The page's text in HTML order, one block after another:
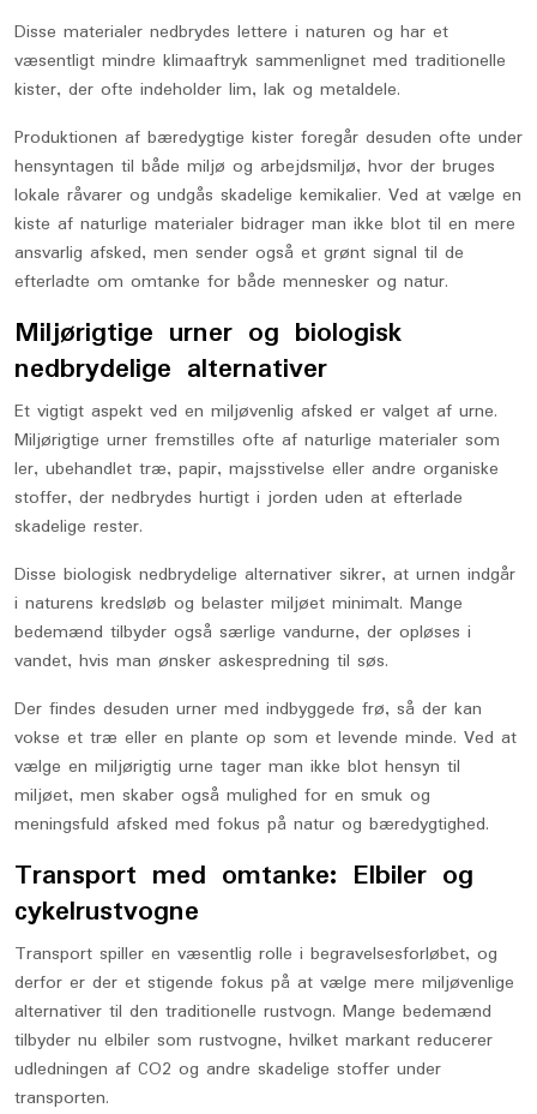
Disse materialer nedbrydes lettere i naturen og har et
væsentligt mindre klimaaftryk sammenlignet med traditionelle
kister, der ofte indeholder lim, lak og metaldele.
Produktionen af bæredygtige kister foregår desuden ofte under
hensyntagen til både miljø og arbejdsmiljø, hvor der bruges
lokale råvarer og undgås skadelige kemikalier. Ved at vælge en
kiste af naturlige materialer bidrager man ikke blot til en mere
ansvarlig afsked, men sender også et grønt signal til de
efterladte om omtanke for både mennesker og natur.
Miljørigtige urner og biologisk
nedbrydelige alternativer
Et vigtigt aspekt ved en miljøvenlig afsked er valget af urne.
Miljørigtige urner fremstilles ofte af naturlige materialer som
ler, ubehandlet træ, papir, majsstivelse eller andre organiske
stoffer, der nedbrydes hurtigt i jorden uden at efterlade
skadelige rester.
Disse biologisk nedbrydelige alternativer sikrer, at urnen indgår
i naturens kredsløb og belaster miljøet minimalt. Mange
bedemænd tilbyder også særlige vandurne, der opløses i
vandet, hvis man ønsker askespredning til søs.
Der findes desuden urner med indbyggede frø, så der kan
vokse et træ eller en plante op som et levende minde. Ved at
vælge en miljørigtig urne tager man ikke blot hensyn til
miljøet, men skaber også mulighed for en smuk og
meningsfuld afsked med fokus på natur og bæredygtighed.
Transport med omtanke: Elbiler og
cykelrustvogne
Transport spiller en væsentlig rolle i begravelsesforløbet, og
derfor er der et stigende fokus på at vælge mere miljøvenlige
alternativer til den traditionelle rustvogn. Mange bedemænd
tilbyder nu elbiler som rustvogne, hvilket markant reducerer
udledningen af CO2 og andre skadelige stoffer under
transporten.